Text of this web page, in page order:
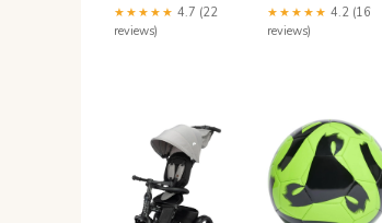
★★★★★ 4.7 (22
reviews)
★★★★★ 4.2 (16
reviews)